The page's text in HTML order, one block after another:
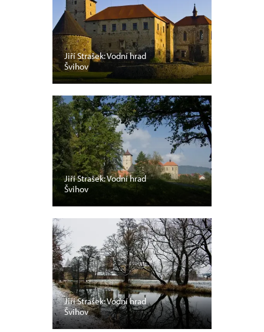
Jiří Strašek: Vodní hrad
Švihov
Jiří Strašek: Vodní hrad
Švihov
Jiří Strašek: Vodní hrad
Švihov